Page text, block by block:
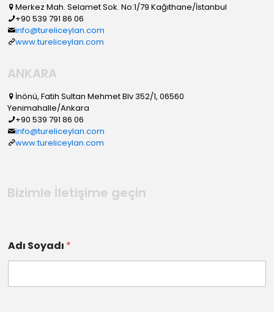
Merkez Mah. Selamet Sok. No:1/79 Kağıthane/İstanbul
+90 539 791 86 06
info@tureliceylan.com
www.tureliceylan.com
ANKARA
İnönü, Fatih Sultan Mehmet Blv 352/1, 06560
Yenimahalle/Ankara
+90 539 791 86 06
info@tureliceylan.com
www.tureliceylan.com
Bizimle İletişime geçin
Adı Soyadı *